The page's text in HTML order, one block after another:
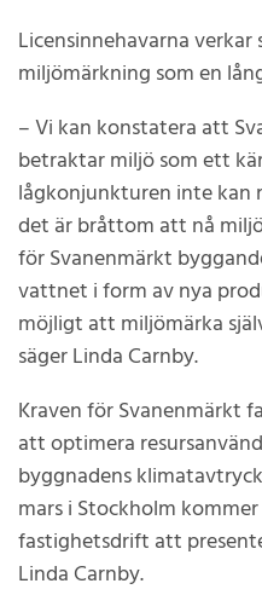
Licensinnehavarna verkar
miljömärkning som en
– Vi kan konstatera att
betraktar miljö som ett
lågkonjunkturen inte kan
det är bråttom att nå
för Svanenmärkt
vattnet i form av nya
möjligt att miljömärka
säger Linda Carnby.
Kraven för Svanenmärkt
att optimera
byggnadens
mars i Stockholm
fastighetsdrift att
Linda Carnby.